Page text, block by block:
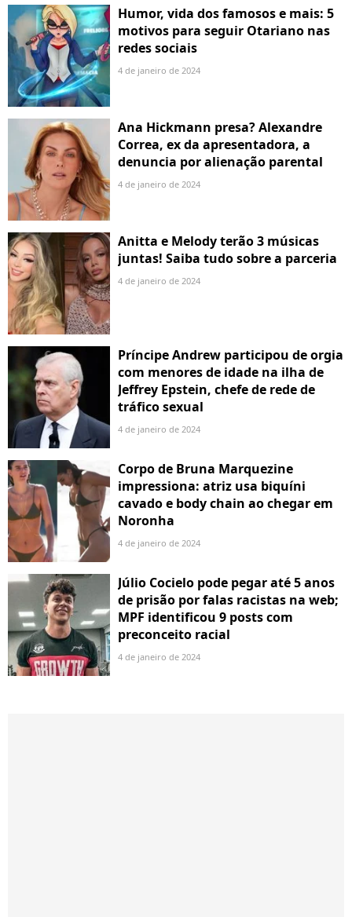
Humor, vida dos famosos e mais: 5
motivos para seguir Otariano nas
redes sociais
4 de janeiro de 2024
Ana Hickmann presa? Alexandre
Correa, ex da apresentadora, a
denuncia por alienação parental
4 de janeiro de 2024
Anitta e Melody terão 3 músicas
juntas! Saiba tudo sobre a parceria
4 de janeiro de 2024
Príncipe Andrew participou de orgia
com menores de idade na ilha de
Jeffrey Epstein, chefe de rede de
tráfico sexual
4 de janeiro de 2024
Corpo de Bruna Marquezine
impressiona: atriz usa biquíni
cavado e body chain ao chegar em
Noronha
4 de janeiro de 2024
Júlio Cocielo pode pegar até 5 anos
de prisão por falas racistas na web;
MPF identificou 9 posts com
preconceito racial
4 de janeiro de 2024